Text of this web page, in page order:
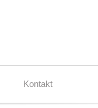
Kontakt